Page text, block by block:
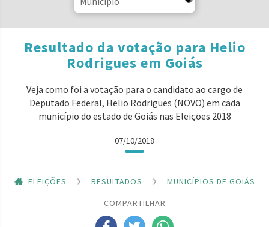
Resultado da votação para Helio
Rodrigues em Goiás
Veja como foi a votação para o candidato ao cargo de
Deputado Federal, Helio Rodrigues (NOVO) em cada
município do estado de Goiás nas Eleições 2018
07/10/2018
ELEIÇÕES RESULTADOS
MUNICÍPIOS DE GOIÁS
COMPARTILHAR